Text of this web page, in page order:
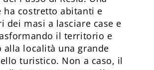
ha costretto abitanti e
dei masi a lasciare case e
il territorio e
alla località una grande
turistico. Non a caso, il